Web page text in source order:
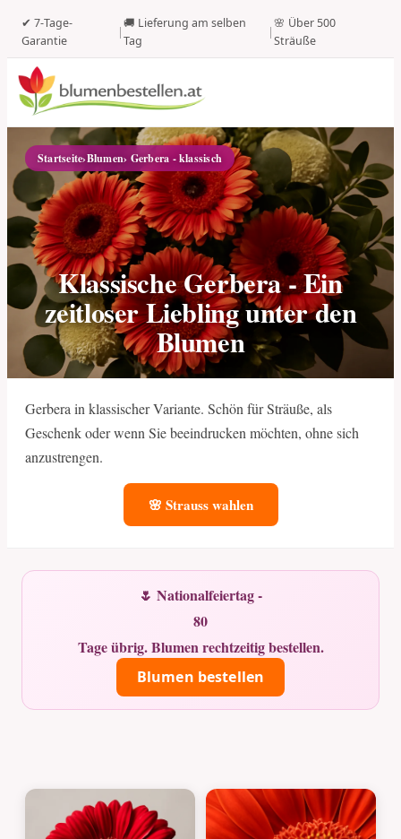
✔ 7-Tage-
Garantie
|
🚚 Lieferung am selben
Tag
|
🌸 Über 500
Sträuße
Startseite›Blumen› Gerbera - klassisch
Klassische Gerbera - Ein
zeitloser Liebling unter den
Blumen
Gerbera in klassischer Variante. Schön für Sträuße, als
Geschenk oder wenn Sie beeindrucken möchten, ohne sich
anzustrengen.
🌸 Strauss wahlen
🌷 Nationalfeiertag -
80
Tage übrig. Blumen rechtzeitig bestellen.
Blumen bestellen